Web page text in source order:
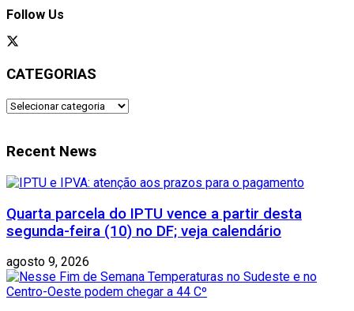
Follow Us
CATEGORIAS
CATEGORIAS
Recent News
Quarta parcela do IPTU vence a partir desta
segunda-feira (10) no DF; veja calendário
agosto 9, 2026